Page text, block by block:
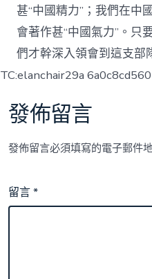
甚“中國精力”；我們在中
會著作甚“中國氣力”。只
們才幹深入領會到這支部
TC:elanchair29a
發佈留言
發佈留言必須填寫的電子郵件
留言*